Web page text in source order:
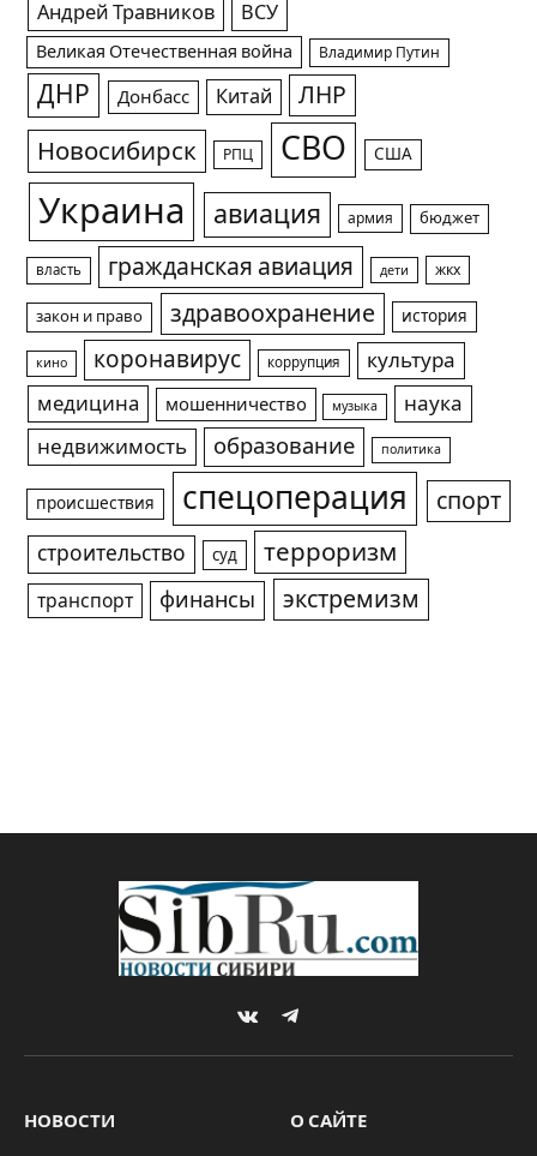
Андрей Травников ВСУ
Великая Отечественная война Владимир Путин
ДНР Донбасс Китай ЛНР
Новосибирск РПЦ СВО США
Украина авиация армия бюджет
власть гражданская авиация дети жкх
закон и право здравоохранение история
кино коронавирус коррупция
культура
медицина
мошенничество музыка
наука
недвижимость
образование политика
происшествия спецоперация спорт
строительство суд терроризм
транспорт финансы экстремизм
VKontakteTelegram
НОВОСТИ О САЙТЕ